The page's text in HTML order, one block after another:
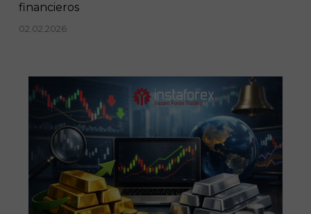
financieros
02.02.2026